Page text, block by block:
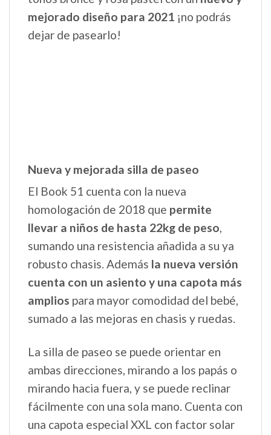
mejorado diseño para 2021 ¡no podrás
dejar de pasearlo!
Nueva y mejorada silla de paseo
El Book 51 cuenta con la nueva
homologación de 2018 que permite
llevar a niños de hasta 22kg de peso,
sumando una resistencia añadida a su ya
robusto chasis. Además la nueva versión
cuenta con un asiento y una capota más
amplios para mayor comodidad del bebé,
sumado a las mejoras en chasis y ruedas.
La silla de paseo se puede orientar en
ambas direcciones, mirando a los papás o
mirando hacia fuera, y se puede reclinar
fácilmente con una sola mano. Cuenta con
una capota especial XXL con factor solar